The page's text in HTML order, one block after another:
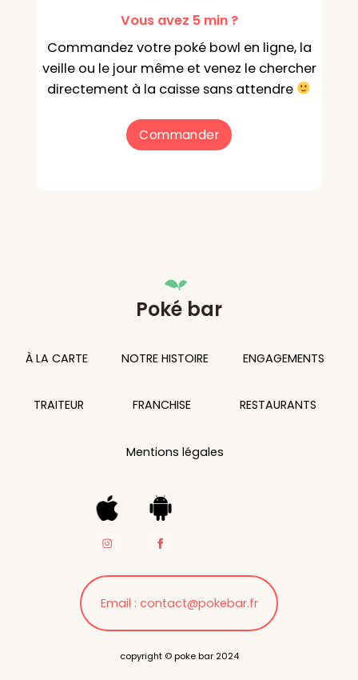
Vous avez 5 min ?
Commandez votre poké bowl en ligne, la
veille ou le jour même et venez le chercher
directement à la caisse sans attendre
Commander
Poké bar
À LA CARTE NOTRE HISTOIRE ENGAGEMENTS
TRAITEUR FRANCHISE RESTAURANTS
Mentions légales
Email : contact@pokebar.fr
copyright © poke bar 2024